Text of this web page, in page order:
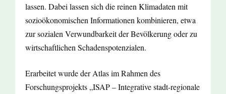
lassen. Dabei lassen sich die reinen Klimadaten mit
sozioökonomischen Informationen kombinieren, etwa
zur sozialen Verwundbarkeit der Bevölkerung oder zu
wirtschaftlichen Schadenspotenzialen.
Erarbeitet wurde der Atlas im Rahmen des
Forschungsprojekts „ISAP – Integrative stadt-regionale